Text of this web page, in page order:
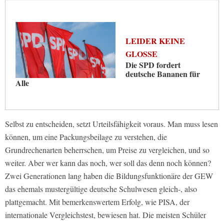
LEIDER KEINE
GLOSSE
Die SPD fordert
deutsche Bananen für
Alle
Selbst zu entscheiden, setzt Urteilsfähigkeit voraus. Man muss lesen
können, um eine Packungsbeilage zu verstehen, die
Grundrechenarten beherrschen, um Preise zu vergleichen, und so
weiter. Aber wer kann das noch, wer soll das denn noch können?
Zwei Generationen lang haben die Bildungsfunktionäre der GEW
das ehemals mustergültige deutsche Schulwesen gleich-, also
plattgemacht. Mit bemerkenswertem Erfolg, wie PISA, der
internationale Vergleichstest, bewiesen hat. Die meisten Schüler